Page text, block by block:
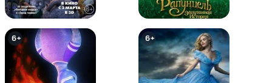
6+ 6+
6+ 6+